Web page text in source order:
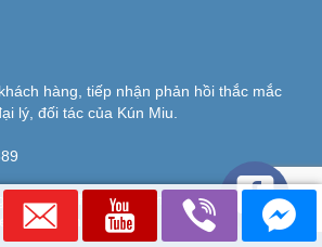
hàng, tiếp nhận phản hồi thắc mắc
lý, đối tác của Kún Miu.
nội thành Hà Nội đặt hàng online vui lòng
cơ sở gần nhất.